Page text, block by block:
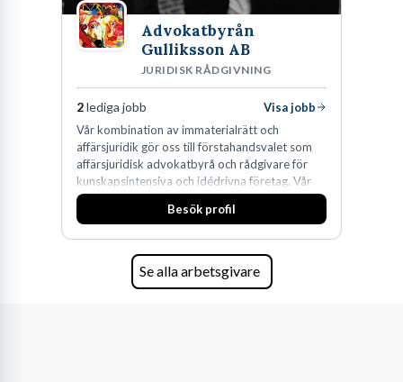
Advokatbyrån
Gulliksson AB
JURIDISK RÅDGIVNING
2lediga jobb
Visa jobb
Vår kombination av immaterialrätt och
affärsjuridik gör oss till förstahandsvalet som
affärsjuridisk advokatbyrå och rådgivare för
kunskapsintensiva och idédrivna företag. Vår
expertis inom IP-tillgångar har gett oss en
marknadsledande position. Våra klienter väljer
företagets viktigaste tillgångar.
Besök profil
Se alla arbetsgivare